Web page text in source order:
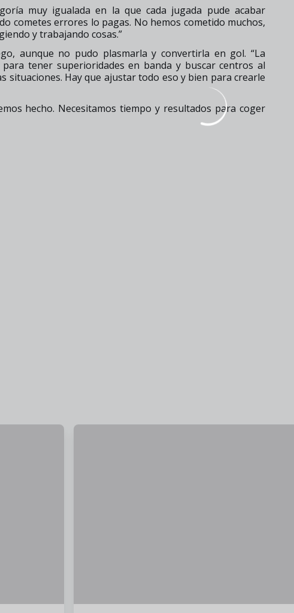
muy igualada en la que cada jugada pude acabar
cometes errores lo pagas. No hemos cometido muchos,
y trabajando cosas.”
aunque no pudo plasmarla y convertirla en gol. “La
tener superioridades en banda y buscar centros al
situaciones. Hay que ajustar todo eso y bien para crearle
hecho. Necesitamos tiempo y resultados para coger